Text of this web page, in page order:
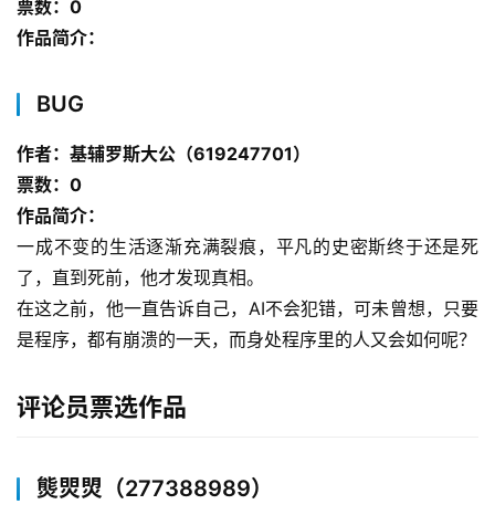
票数：0
作品简介：
BUG
作者：基辅罗斯大公（619247701）
票数：0
作品简介：
一成不变的生活逐渐充满裂痕，平凡的史密斯终于还是死
了，直到死前，他才发现真相。
在这之前，他一直告诉自己，AI不会犯错，可未曾想，只要
是程序，都有崩溃的一天，而身处程序里的人又会如何呢？
评论员票选作品
熋焸焽（277388989）